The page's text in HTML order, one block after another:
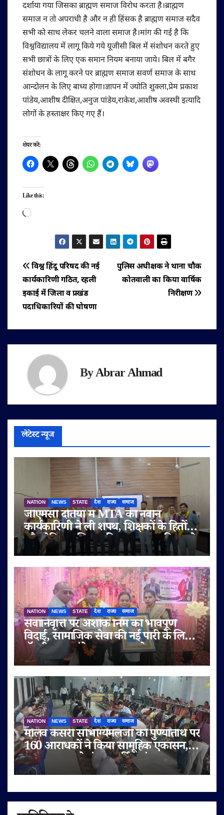
दर्शाया गया जिसका ब्राह्मण समाज विरोध करता है।ब्राह्मण
समाज न तो अपराधी है और न ही हिंसक है ब्राह्मण समाज सदैव
सभी को साथ लेकर चलने वाला समाज है।मांग की गई है कि
विश्वविद्यालय में लागू किये गये यूजीसी बिल में संशोधन करते हुए
सभी छात्रों के लिए एक समान नियम बनाया जाये। बिल में बगैर
संशोधन के लागू करने पर ब्राह्मण समाज सवर्ण समाज के साथ
आन्दोलन के लिए बाध्य होगा।ज्ञापन में ज्योति शुक्ला,प्रेम प्रकाश
पांडेय,आशीष दीक्षित,अनुज पांडेय,राकेश,आशीष अवस्थी इत्यादि
लोगों के हस्ताक्षर किए गए हैं।
शेयर करें:
Like this:
Loading…
पोस्ट
नेविगेशन
पुलिस अधीक्षक ने थाना चौक
कोतवाली का किया वार्षिक
निरीक्षण
विश्व हिंदू परिषद की नई
कार्यकारिणी गठित, रहली
इकाई में जिला व प्रखंड
पदाधिकारियों की घोषणा
ByAbrar Ahmad
लेटेस्ट न्यूज
NATION NEWS STATE देश राज्य समाज
जीएमसी दतिया में MTA की नवीन
कार्यकारिणी ने ली शपथ, शिक्षकों के हितों
और मेडिकल शिक्षा की गुणवत्ता पर दिया जोर
NATION NEWS STATE देश राज्य समाज
सेवानिवृत्ति पर अशोक निम को भावपूर्ण
विदाई, सामाजिक सेवा की नई पारी के लिए
डॉ. बी.आर. अंबेडकर सम्मान से नवाजा
NATION NEWS STATE देश राज्य समाज
मालव केसरी सौभाग्यमलजी की पुण्यतिथि पर
160 आराधकों ने किया सामूहिक एकासन,
तप-आराधना से गूंजा चतुर्विध संघ